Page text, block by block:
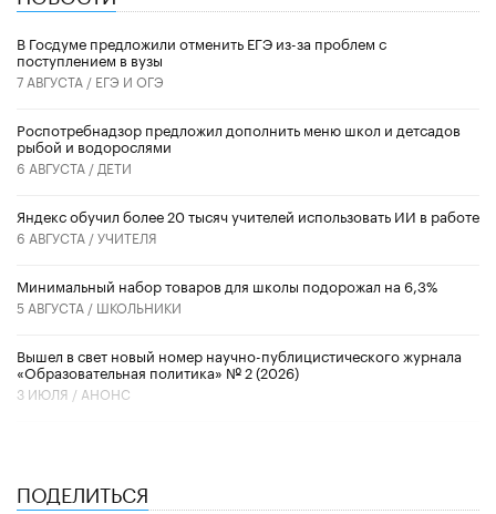
В Госдуме предложили отменить ЕГЭ из-за проблем с
поступлением в вузы
7 АВГУСТА / ЕГЭ И ОГЭ
Роспотребнадзор предложил дополнить меню школ и детсадов
рыбой и водорослями
6 АВГУСТА / ДЕТИ
​Яндекс обучил более 20 тысяч учителей использовать ИИ в работе
6 АВГУСТА /УЧИТЕЛЯ
Минимальный набор товаров для школы подорожал на 6,3%
5 АВГУСТА / ШКОЛЬНИКИ
Вышел в свет новый номер научно-публицистического журнала
«Образовательная политика» № 2 (2026)
3 ИЮЛЯ / АНОНС
ПОДЕЛИТЬСЯ